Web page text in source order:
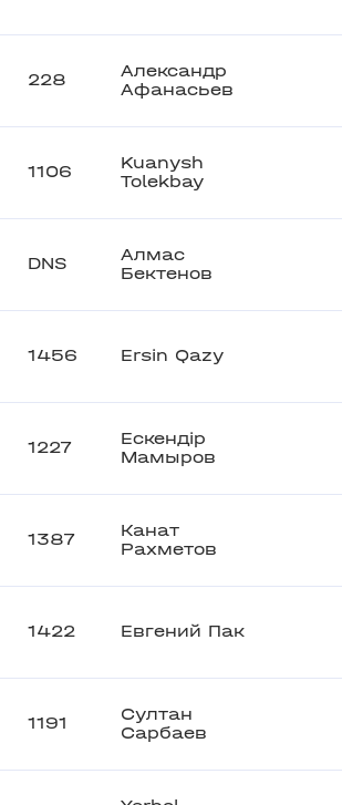
228
Александр
Афанасьев
1106
Kuanysh
Tolekbay
DNS
Алмас
Бектенов
1456 Ersin Qazy
1227
Ескендір
Мамыров
1387
Канат
Рахметов
1422 Евгений Пак
1191
Султан
Сарбаев